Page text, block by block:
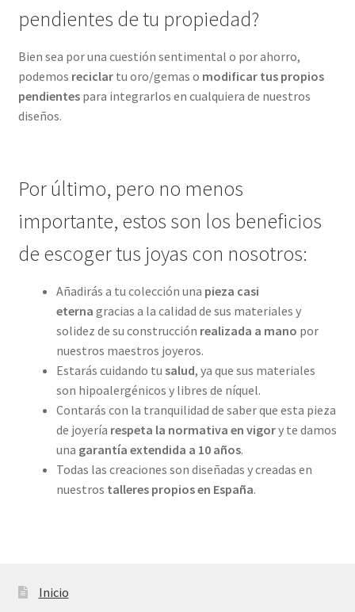
pendientes de tu propiedad?
Bien sea por una cuestión sentimental o por ahorro,
podemos reciclartu oro/gemas o modificar tus propios
pendientespara integrarlos en cualquiera de nuestros
diseños.
Por último, pero no menos
importante, estos son los beneficios
de escoger tus joyas con nosotros:
Añadirás a tu colección una pieza casi
eterna gracias a la calidad de sus materiales y
solidez de su construcción realizada a mano por
nuestros maestros joyeros.
Estarás cuidando tu salud, ya que sus materiales
son hipoalergénicos y libres de níquel.
Contarás con la tranquilidad de saber que esta pieza
de joyería respeta la normativa en vigory te damos
una garantía extendida a 10 años.
Todas las creaciones son diseñadas y creadas en
nuestros talleres propiosen España.
Inicio